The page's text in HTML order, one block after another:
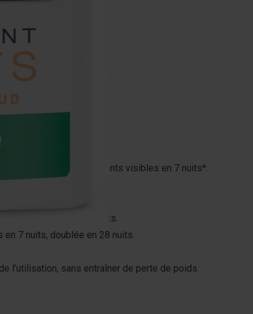
durant cette période)
des résultats amincissants visibles en 7 nuits*.
en 1 mois.
nuits, doublée en 28 nuits.
7 nuits, doublée en 28 nuits.
l’utilisation, sans entraîner de perte de poids.